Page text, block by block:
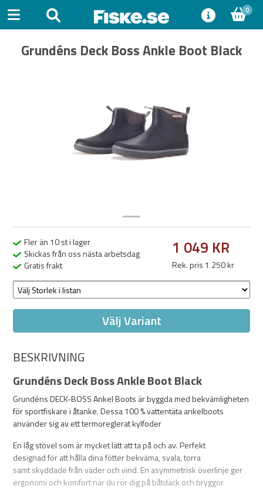
0
Grundéns Deck Boss Ankle Boot Black
Fler än 10 st i lager
Skickas från oss nästa arbetsdag
Gratis frakt
1 049 KR
Rek. pris 1 250 kr
Välj Variant
BESKRIVNING
Grundéns Deck Boss Ankle Boot Black
Grundéns DECK-BOSS Ankel Boots är byggda med bekvämligheten
för sportfiskare i åtanke. Dessa 100 % vattentäta ankelboots
använder sig av ett termoreglerat kylfoder
En låg stövel som är mycket lätt att ta på och av. Perfekt
designad för att hålla dina fötter bekväma, svala, torra
samt skyddade från väder och vind. En asymmetrisk överlinje ger
ergonomi och komfort när du rör dig på båtdäck och bryggor.